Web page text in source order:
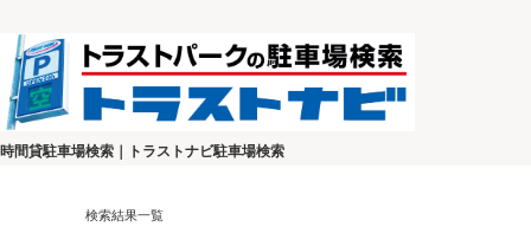
時間貸駐車場検索｜トラストナビ駐車場検索
検索結果一覧